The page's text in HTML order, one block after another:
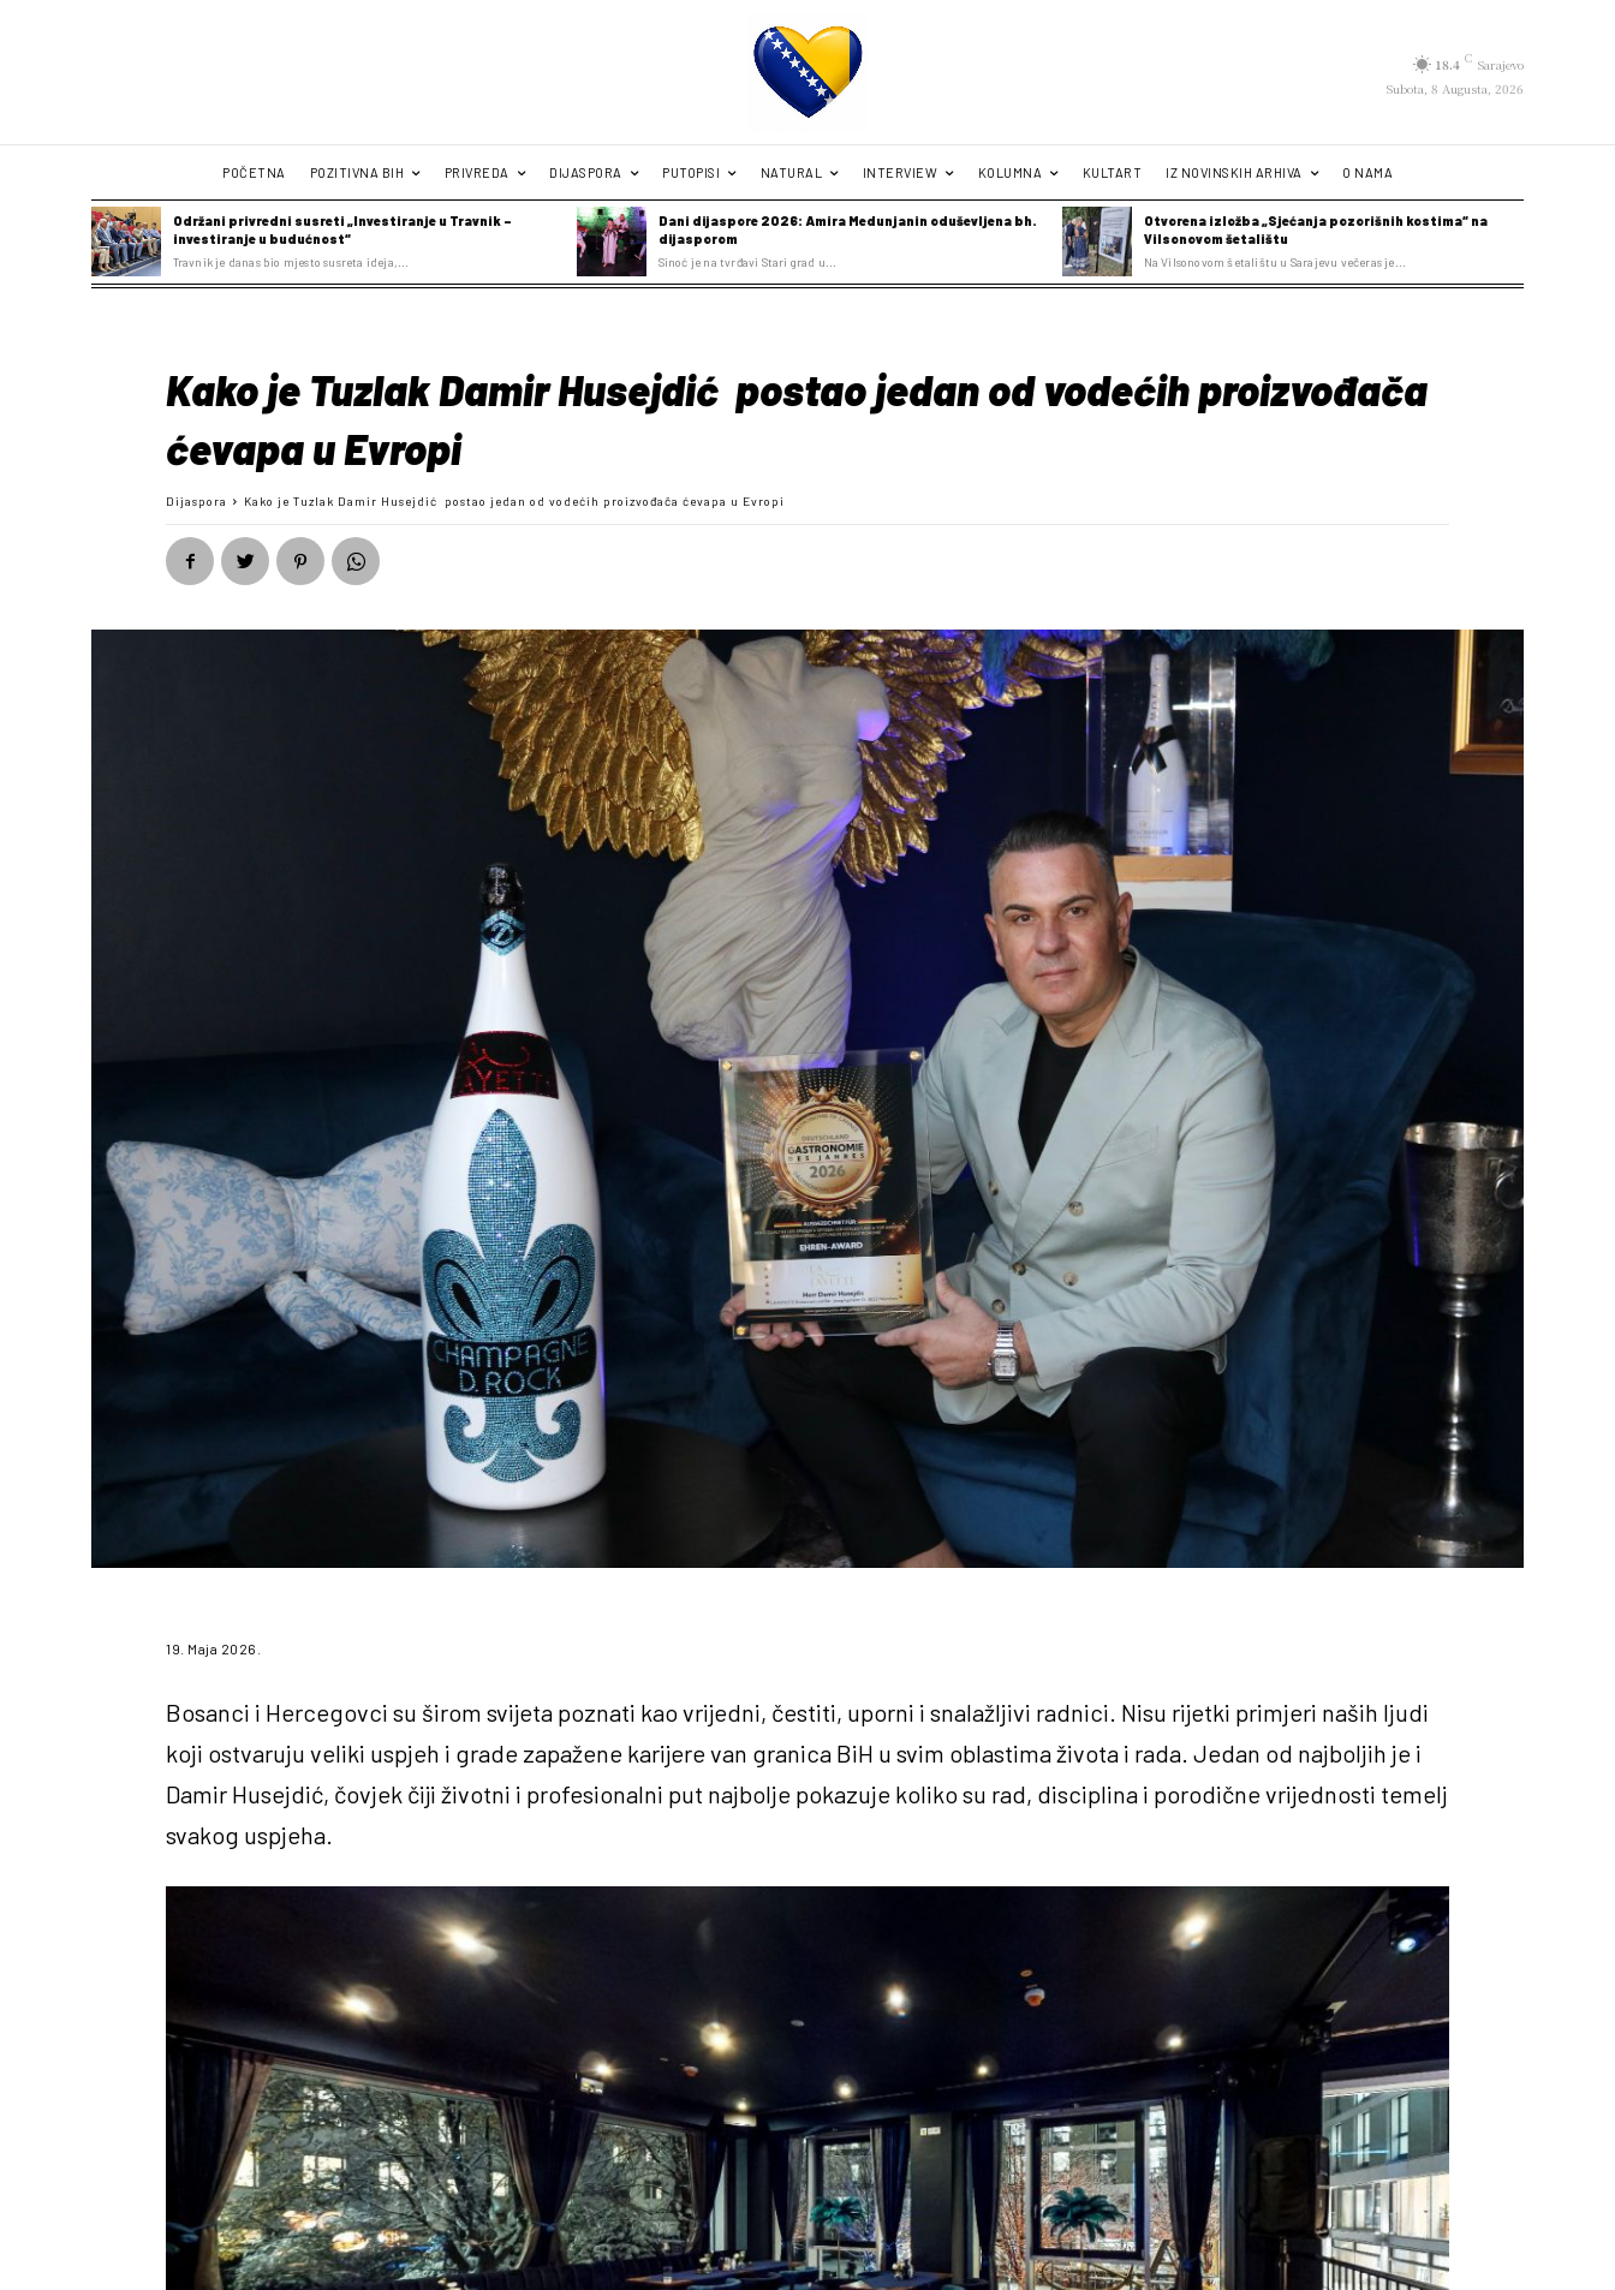
18.4 C Sarajevo
Subota, 8 Augusta, 2026
POČETNA POZITIVNA BIH PRIVREDA DIJASPORA PUTOPISI NATURAL INTERVIEW KOLUMNA KULTART IZ NOVINSKIH ARHIVA O NAMA
Održani privredni susreti „Investiranje u Travnik –
investiranje u budućnost“
Travnik je danas bio mjesto susreta ideja,...
Dani dijaspore 2026: Amira Medunjanin oduševljena bh.
dijasporom
Sinoć je na tvrđavi Stari grad u...
Otvorena izložba „Sjećanja pozorišnih kostima“ na
Vilsonovom šetalištu
Na Vilsonovom šetalištu u Sarajevu večeras je...
Kako je Tuzlak Damir Husejdić postao jedan od vodećih proizvođača
ćevapa u Evropi
Dijaspora Kako je Tuzlak Damir Husejdić postao jedan od vodećih proizvođača ćevapa u Evropi
19. Maja 2026.
Bosanci i Hercegovci su širom svijeta poznati kao vrijedni, čestiti, uporni i snalažljivi radnici. Nisu rijetki primjeri naših ljudi
koji ostvaruju veliki uspjeh i grade zapažene karijere van granica BiH u svim oblastima života i rada. Jedan od najboljih je i
Damir Husejdić, čovjek čiji životni i profesionalni put najbolje pokazuje koliko su rad, disciplina i porodične vrijednosti temelj
svakog uspjeha.